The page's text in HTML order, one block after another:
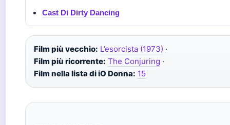
Cast Di Dirty Dancing
Film più vecchio: L’esorcista (1973) ·
Film più ricorrente: The Conjuring ·
Film nella lista di iO Donna: 15